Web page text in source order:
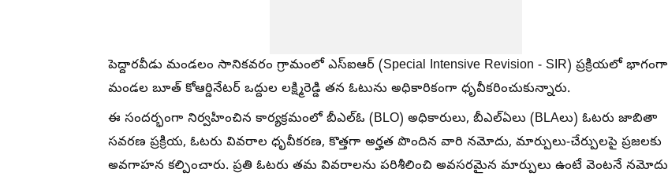
పెద్దారవీడు మండలం సానికవరం గ్రామంలో ఎస్‌ఐఆర్ (Special Intensive Revision - SIR) ప్రక్రియలో భాగంగా
మండల బూత్ కోఆర్డినేటర్ ఒద్దుల లక్ష్మిరెడ్డి తన ఓటును అధికారికంగా ధృవీకరించుకున్నారు.
ఈ సందర్భంగా నిర్వహించిన కార్యక్రమంలో బీఎల్ఓ (BLO) అధికారులు, బీఎల్ఏలు (BLAలు) ఓటరు జాబితా
సవరణ ప్రక్రియ, ఓటరు వివరాల ధృవీకరణ, కొత్తగా అర్హత పొందిన వారి నమోదు, మార్పులు-చేర్పులపై ప్రజలకు
అవగాహన కల్పించారు. ప్రతి ఓటరు తమ వివరాలను పరిశీలించి అవసరమైన మార్పులు ఉంటే వెంటనే నమోదు